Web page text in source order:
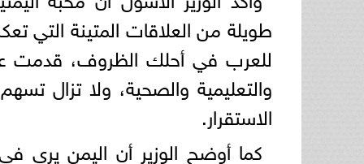
طويلة من العلاقات المتينة التي
للعرب في أحلك الظروف، قدمت عبر
والتعليمية والصحية، ولا تزال
الاستقرار.
كما أوضح الوزير أن اليمن يرى